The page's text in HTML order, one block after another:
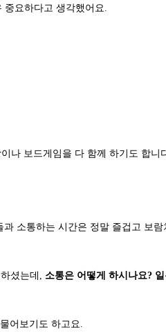
요하다고 생각했어요.
나 보드게임을 다 함께 하기도 합니
소통하는 시간은 정말 즐겁고 보람
셨는데, 소통은 어떻게 하시나요?
어보기도 하고요.